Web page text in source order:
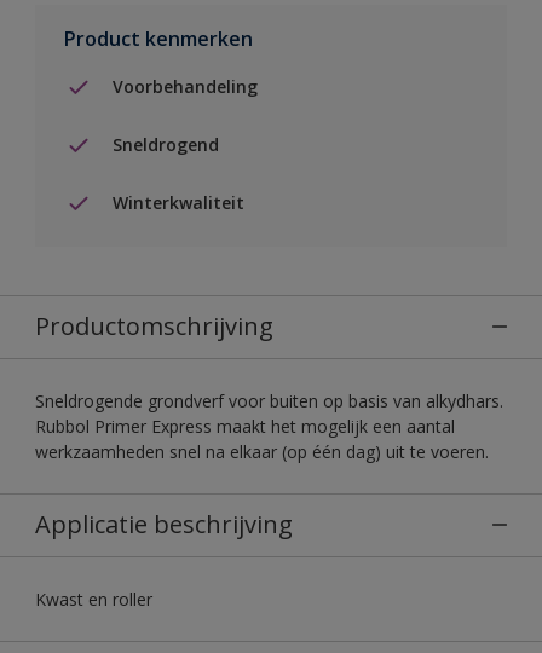
Product kenmerken
Voorbehandeling
Sneldrogend
Winterkwaliteit
Productomschrijving
Sneldrogende grondverf voor buiten op basis van alkydhars.
Rubbol Primer Express maakt het mogelijk een aantal
werkzaamheden snel na elkaar (op één dag) uit te voeren.
Applicatie beschrijving
Kwast en roller